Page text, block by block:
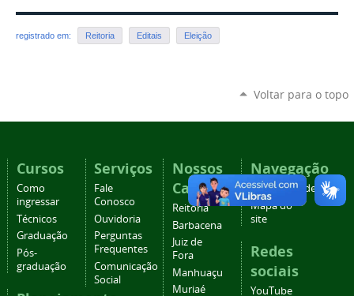
registrado em: Reitoria Editais Eleição
Voltar para o topo
Cursos
Como
ingressar
Técnicos
Graduação
Pós-
graduação
Serviços
Fale
Conosco
Ouvidoria
Perguntas
Frequentes
Comunicação
Social
Nossos
Campi
Reitoria
Barbacena
Juiz de
Fora
Manhuaçu
Muriaé
Navegação
Acessibilidade
Mapa do
site
Redes
sociais
YouTube